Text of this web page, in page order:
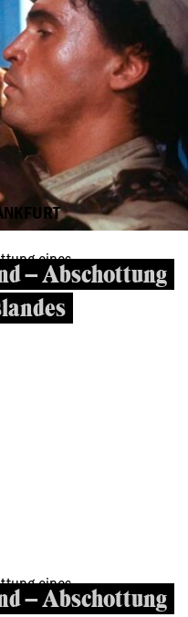
– Abschottung
– Abschottung